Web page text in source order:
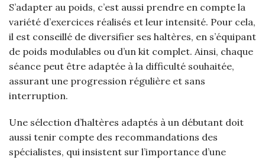
S’adapter au poids, c’est aussi prendre en compte la
variété d’exercices réalisés et leur intensité. Pour cela,
il est conseillé de diversifier ses haltères, en s’équipant
de poids modulables ou d’un kit complet. Ainsi, chaque
séance peut être adaptée à la difficulté souhaitée,
assurant une progression régulière et sans
interruption.
Une sélection d’haltères adaptés à un débutant doit
aussi tenir compte des recommandations des
spécialistes, qui insistent sur l’importance d’une